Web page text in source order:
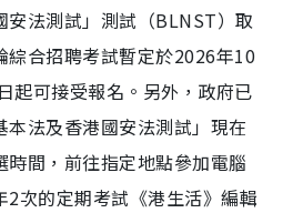
安法測試」測試（BLNST）取
綜合招聘考試暫定於2026年10
起可接受報名。另外，政府已
本法及香港國安法測試」現在
時間，前往指定地點參加電腦
2次的定期考試《港生活》編輯